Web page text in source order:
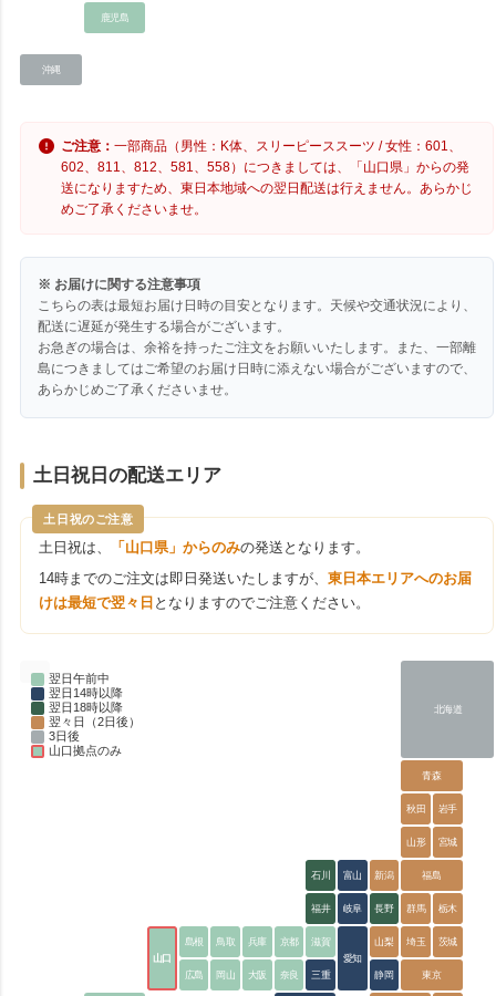
鹿児島
沖縄
ご注意：一部商品（男性：K体、スリーピーススーツ / 女性：601、
602、811、812、581、558）につきましては、「山口県」からの発
送になりますため、東日本地域への翌日配送は行えません。あらかじ
めご了承くださいませ。
※ お届けに関する注意事項
こちらの表は最短お届け日時の目安となります。天候や交通状況により、
配送に遅延が発生する場合がございます。
お急ぎの場合は、余裕を持ったご注文をお願いいたします。また、一部離
島につきましてはご希望のお届け日時に添えない場合がございますので、
あらかじめご了承くださいませ。
土日祝日の配送エリア
土日祝のご注意
土日祝は、 「山口県」からのみの発送となります。
14時までのご注文は即日発送いたしますが、東日本エリアへのお届
けは最短で翌々日 となりますのでご注意ください。
翌日午前中
翌日14時以降
翌日18時以降
翌々日（2日後）
3日後
山口拠点のみ
北海道
青森
秋田 岩手
山形 宮城
福島
新潟
群馬 栃木
埼玉 茨城
東京
山梨
石川
福井 長野
富山
岐阜
愛知
静岡
三重
山口
島根 鳥取
広島 岡山
兵庫 京都 滋賀
大阪 奈良